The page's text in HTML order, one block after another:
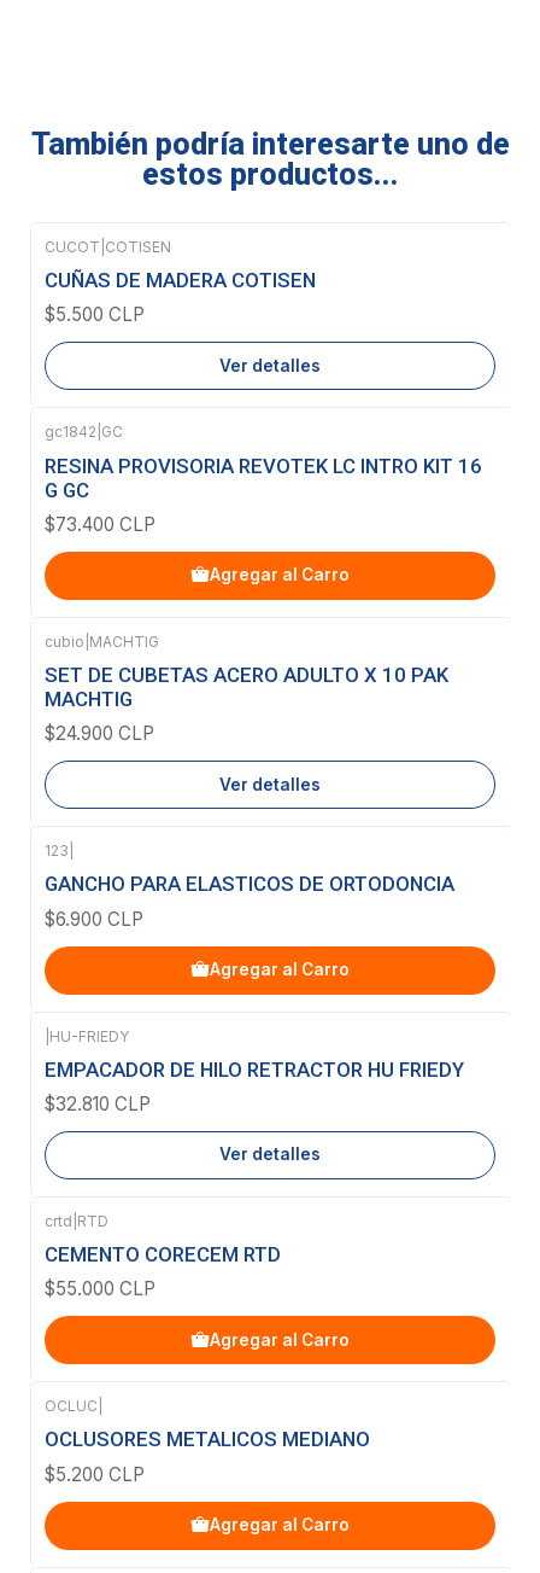
También podría interesarte uno de
estos productos...
Agotado
CUCOT COTISEN
CUÑAS DE MADERA COTISEN
$5.500 CLP
Ver detalles
gc1842 GC
RESINA PROVISORIA REVOTEK LC INTRO KIT 16
G GC
$73.400 CLP
Agregar al Carro
Agotado
cubio MACHTIG
SET DE CUBETAS ACERO ADULTO X 10 PAK
MACHTIG
$24.900 CLP
Ver detalles
123
GANCHO PARA ELASTICOS DE ORTODONCIA
$6.900 CLP
Agregar al Carro
Agotado
HU-FRIEDY
EMPACADOR DE HILO RETRACTOR HU FRIEDY
$32.810 CLP
Ver detalles
crtd RTD
CEMENTO CORECEM RTD
$55.000 CLP
Agregar al Carro
OCLUC
OCLUSORES METALICOS MEDIANO
$5.200 CLP
Agregar al Carro